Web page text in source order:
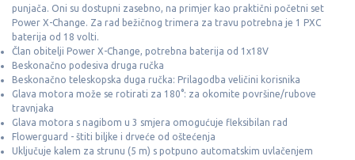
punjača. Oni su dostupni zasebno, na primjer kao praktični početni set
Power X-Change. Za rad bežičnog trimera za travu potrebna je 1 PXC
baterija od 18 volti.
Član obitelji Power X-Change, potrebna baterija od 1x18V
Beskonačno podesiva druga ručka
Beskonačno teleskopska duga ručka: Prilagodba veličini korisnika
Glava motora može se rotirati za 180°: za okomite površine/rubove
travnjaka
Glava motora s nagibom u 3 smjera omogućuje fleksibilan rad
Flowerguard - štiti biljke i drveće od oštećenja
Uključuje kalem za strunu (5 m) s potpuno automatskim uvlačenjem